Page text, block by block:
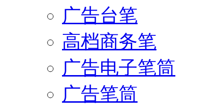
广告台笔
高档商务笔
广告电子笔筒
广告笔筒